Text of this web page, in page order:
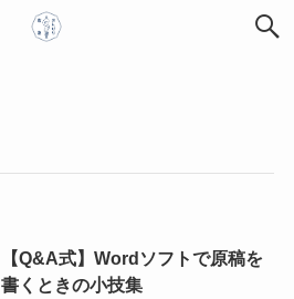
【Q&A式】Wordソフトで原稿を
書くときの小技集